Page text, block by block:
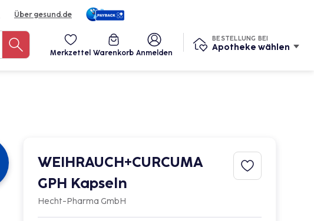
Über gesund.de
Merkzettel Warenkorb Anmelden
BESTELLUNG BEI
Apotheke wählen
Meine Services
WEIHRAUCH+CURCUMA
GPH Kapseln
Hecht-Pharma GmbH